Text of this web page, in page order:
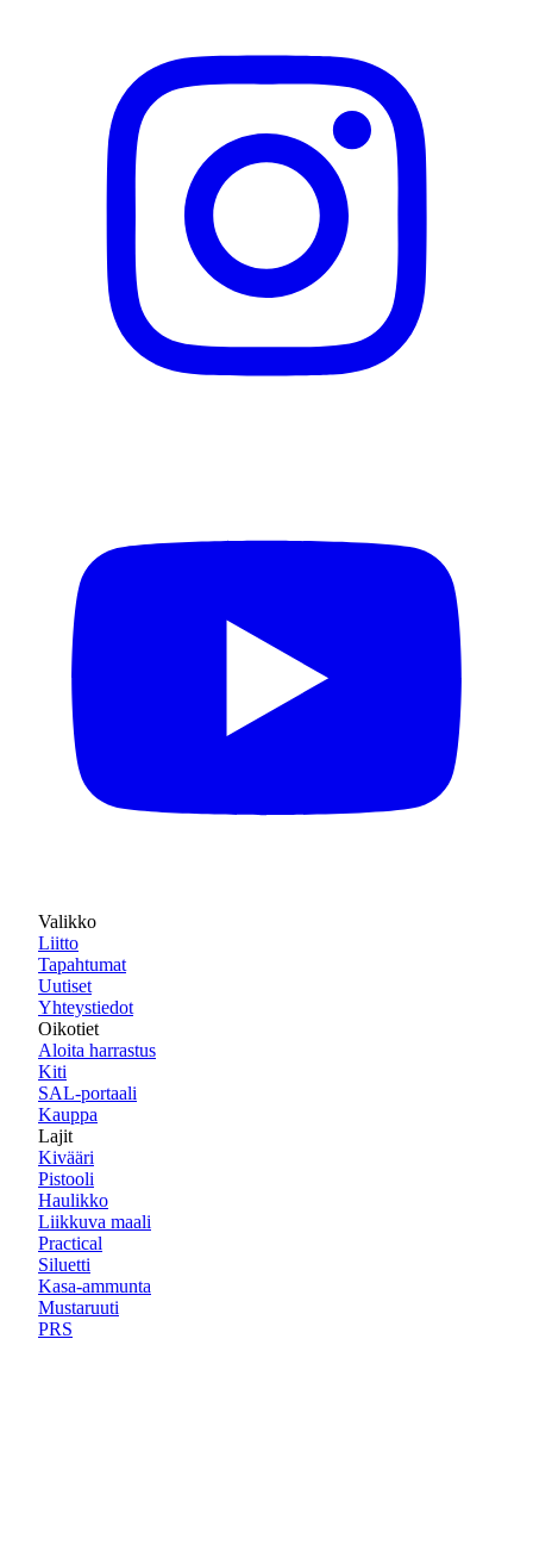
Valikko
Liitto
Tapahtumat
Uutiset
Yhteystiedot
Oikotiet
Aloita harrastus
Kiti
SAL-portaali
Kauppa
Lajit
Kivääri
Pistooli
Haulikko
Liikkuva maali
Practical
Siluetti
Kasa-ammunta
Mustaruuti
PRS